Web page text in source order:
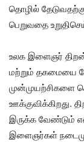
தொழில்
பெறுவதை
உலக இளைஞர் திறன்
மற்றும் தகமையை
முன்முயற்சிகளை
ஊக்குவிக்கிறது.
இருக்க வேண்டும்
இளைஞர்கள்